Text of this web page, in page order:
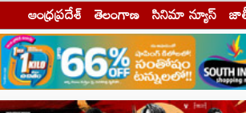
ఆంధ్రప్రదేశ్ తెలంగాణ సినిమా న్యూస్